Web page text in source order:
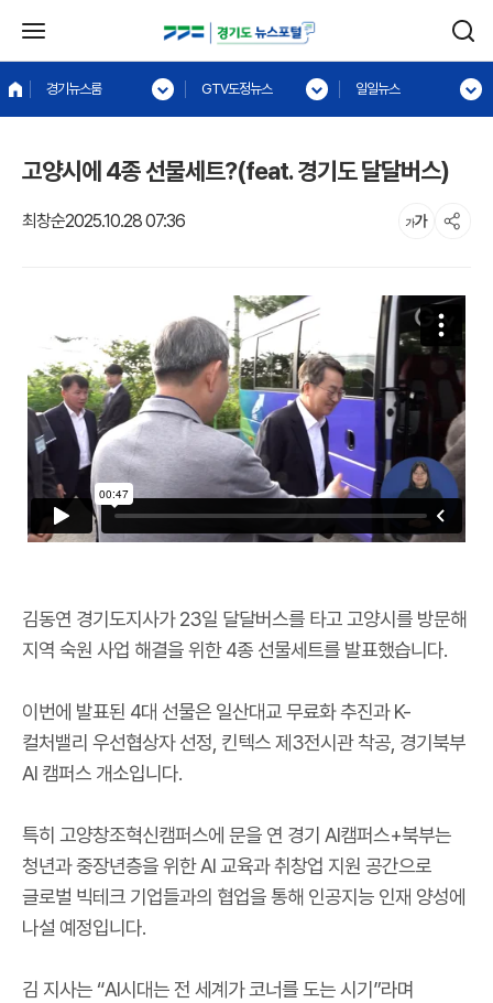
경기뉴스룸 GTV도정뉴스 일일뉴스
고양시에 4종 선물세트?(feat. 경기도 달달버스)
최창순2025.10.28 07:36
김동연 경기도지사가 23일 달달버스를 타고 고양시를 방문해
지역 숙원 사업 해결을 위한 4종 선물세트를 발표했습니다.
이번에 발표된 4대 선물은 일산대교 무료화 추진과 K-
컬처밸리 우선협상자 선정, 킨텍스 제3전시관 착공, 경기북부
AI 캠퍼스 개소입니다.
특히 고양창조혁신캠퍼스에 문을 연 경기 AI캠퍼스+북부는
청년과 중장년층을 위한 AI 교육과 취창업 지원 공간으로
글로벌 빅테크 기업들과의 협업을 통해 인공지능 인재 양성에
나설 예정입니다.
김 지사는 “AI시대는 전 세계가 코너를 도는 시기”라며